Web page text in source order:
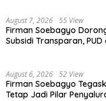
August 7, 2026 55 View
Firman Soebagyo
Subsidi Transparan, PUD
August 6, 2026 52 View
Firman Soebagyo
Tetap Jadi Pilar